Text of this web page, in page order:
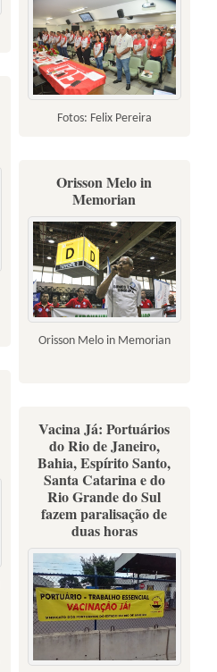
Fotos: Felix Pereira
Orisson Melo in
Memorian
Orisson Melo in Memorian
Vacina Já: Portuários
do Rio de Janeiro,
Bahia, Espírito Santo,
Santa Catarina e do
Rio Grande do Sul
fazem paralisação de
duas horas